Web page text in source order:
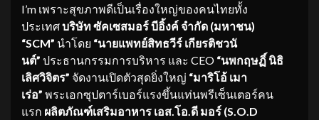
I’m เพราะสุขภาพดีเป็นเรื่องใหญ่ของคนไทยทั้ง
ประเทศบริษัท ซัคเซสมอร์ บีอิ้งค์ จำกัด (มหาชน)
“SCM” นำโดย “นายแพทย์สิทธวีร์ เกียรติชวนั
นต์” ประธานกรรมการบริหาร และ CEO “นพกฤษฏิ์ นิธิ
เลิศวิจิตร” จัดงานเปิดตัวสุดยิ่งใหญ่ “มาริโอ้ เมา
เร่อ” พระเอกซุปตาร์เบอร์แรงขึ้นแท่นพรีเซ็นเตอร์คน
แรก ผลิตภัณฑ์เสริมอาหาร เอส .โอ.ดี มอร์ (S.O.D